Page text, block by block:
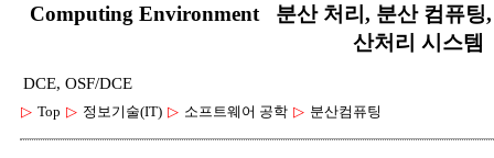
Computing Environment 분산 처리, 분산 컴퓨팅
산처리 시스템
DCE, OSF/DCE
▷ Top ▷ 정보기술(IT) ▷ 소프트웨어 공학 ▷ 분산컴퓨팅